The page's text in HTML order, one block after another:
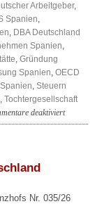
Arbeitgeber,
Spanien,
, DBA Deutschland
Spanien,
, Gründung
Spanien, OECD
, Steuern
, Tochtergesellschaft
deaktiviertfür
Neuer
Nr. 035/26